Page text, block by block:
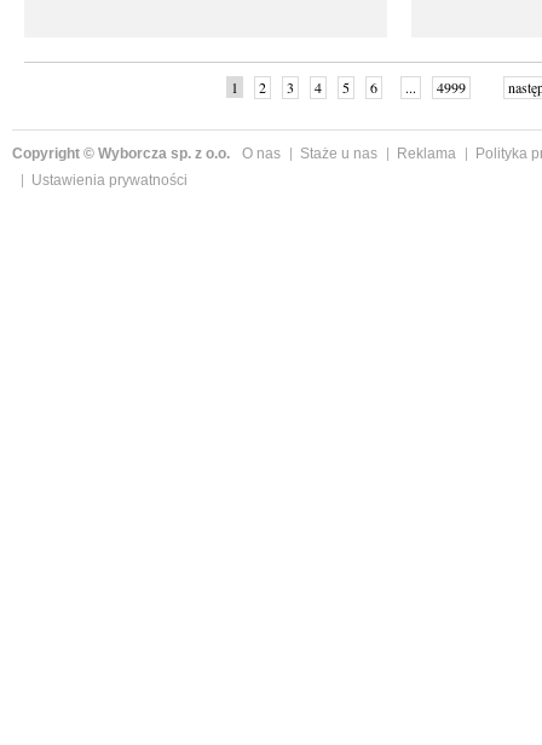
1 2 3 4 5 6 ... 4999
Copyright © Wyborcza sp. z o.o. O nas Staże u nas Reklama
Polityka
Ustawienia prywatności